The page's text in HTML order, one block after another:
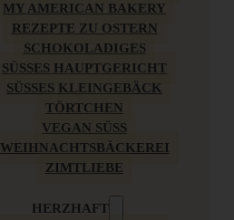
MY AMERICAN BAKERY
REZEPTE ZU OSTERN
SCHOKOLADIGES
SÜSSES HAUPTGERICHT
SÜSSES KLEINGEBÄCK
TÖRTCHEN
VEGAN SÜSS
WEIHNACHTSBÄCKEREI
ZIMTLIEBE
HERZHAFT